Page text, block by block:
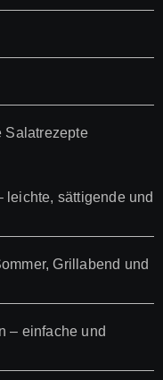
Salatrezepte
leichte, sättigende und
Grillabend und
– einfache und